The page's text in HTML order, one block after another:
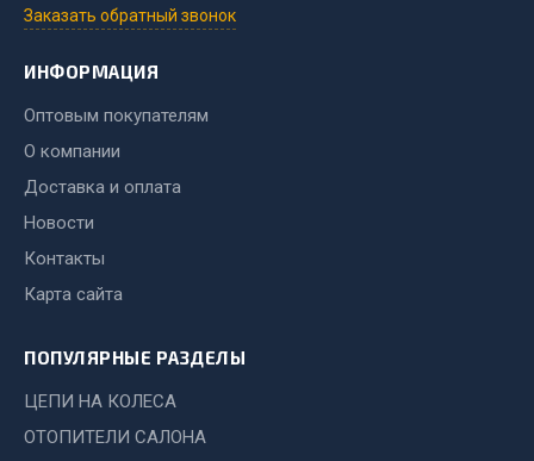
Автомобильная электрика
Автолампы
Блоки реле и предохранителей
Вилки нагрузочные
Выключатели и переключатели клавишные
Выключатели кнопочные
Выключатель массы
Показать ещё
Весь раздел
Заказать обратный звонок
ИНФОРМАЦИЯ
Оптовым покупателям
О компании
Доставка и оплата
Новости
Контакты
Карта сайта
ПОПУЛЯРНЫЕ РАЗДЕЛЫ
ЦЕПИ НА КОЛЕСА
ОТОПИТЕЛИ САЛОНА